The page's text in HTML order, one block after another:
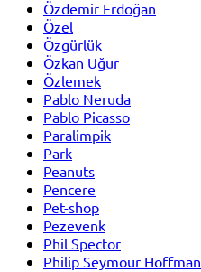
Özdemir Erdoğan
Özel
Özgürlük
Özkan Uğur
Özlemek
Pablo Neruda
Pablo Picasso
Paralimpik
Park
Peanuts
Pencere
Pet-shop
Pezevenk
Phil Spector
Philip Seymour Hoffman